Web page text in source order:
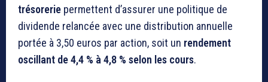
trésorerie permettent d’assurer une politique de
dividende relancée avec une distribution annuelle
portée à 3,50 euros par action, soit un rendement
oscillant de 4,4 % à 4,8 % selon les cours.